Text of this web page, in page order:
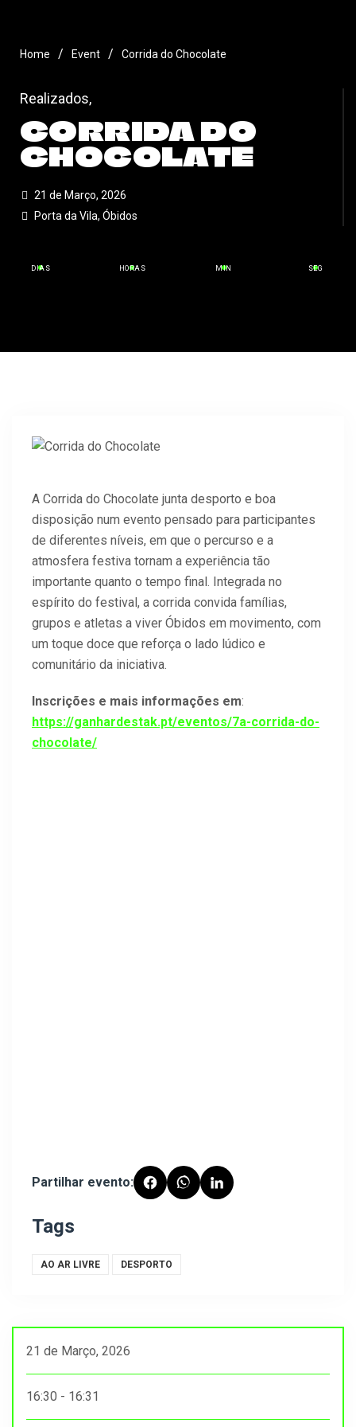
Home / Event / Corrida do Chocolate
Realizados,
CORRIDA DO
CHOCOLATE
21 de Março, 2026
Porta da Vila, Óbidos
DIAS HORAS MIN SEG
A Corrida do Chocolate junta desporto e boa
disposição num evento pensado para participantes
de diferentes níveis, em que o percurso e a
atmosfera festiva tornam a experiência tão
importante quanto o tempo final. Integrada no
espírito do festival, a corrida convida famílias,
grupos e atletas a viver Óbidos em movimento, com
um toque doce que reforça o lado lúdico e
comunitário da iniciativa.
Inscrições e mais informações em:
https://ganhardestak.pt/eventos/7a-corrida-do-
chocolate/
Partilhar evento:
Tags
AO AR LIVRE DESPORTO
21 de Março, 2026
16:30 - 16:31